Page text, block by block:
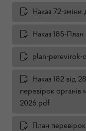
Наказ 72-
Наказ 185-
plan-perevirok-
Наказ 182 від
перевірок органів
2026.pdf
План